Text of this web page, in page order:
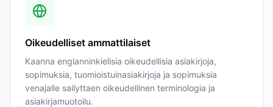
Oikeudelliset ammattilaiset
Kaanna englanninkielisia oikeudellisia asiakirjoja,
sopimuksia, tuomioistuinasiakirjoja ja sopimuksia
venajalle sailyttaen oikeudellinen terminologia ja
asiakirjamuotoilu.